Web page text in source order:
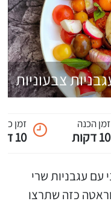
צבעוניות
זמן הכנה
10 דקות
זמן
10 דקות
עם עגבניות שרי
כזה שתרצו